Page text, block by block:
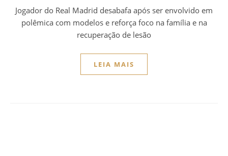
Jogador do Real Madrid desabafa após ser envolvido em
polêmica com modelos e reforça foco na família e na
recuperação de lesão
LEIA MAIS